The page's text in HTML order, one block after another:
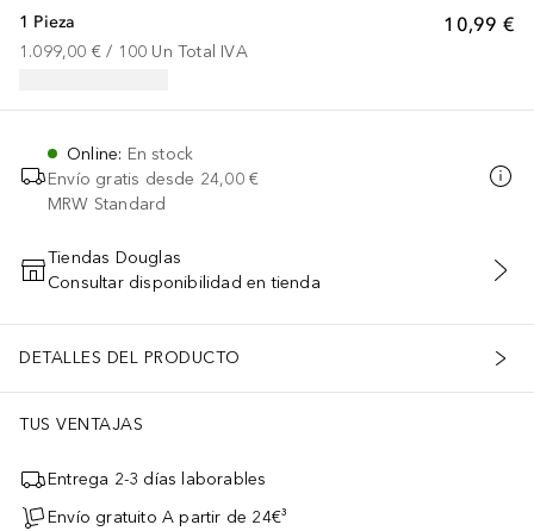
10,99 €
1 Pieza
1.099,00 € / 100 Un Total IVA
Online: En stock
Envío gratis desde 24,00 €
MRW Standard
AÑADIR AL CARRITO
Tiendas Douglas
Consultar disponibilidad en tienda
DETALLES DEL PRODUCTO
TUS VENTAJAS
Entrega 2-3 días laborables
Envío gratuito A partir de 24€³